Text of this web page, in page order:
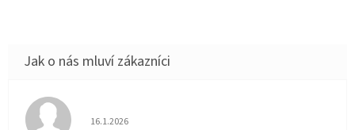
Hodnocení obchodu je 5 z 5 hvězdiček.
16.1.2026